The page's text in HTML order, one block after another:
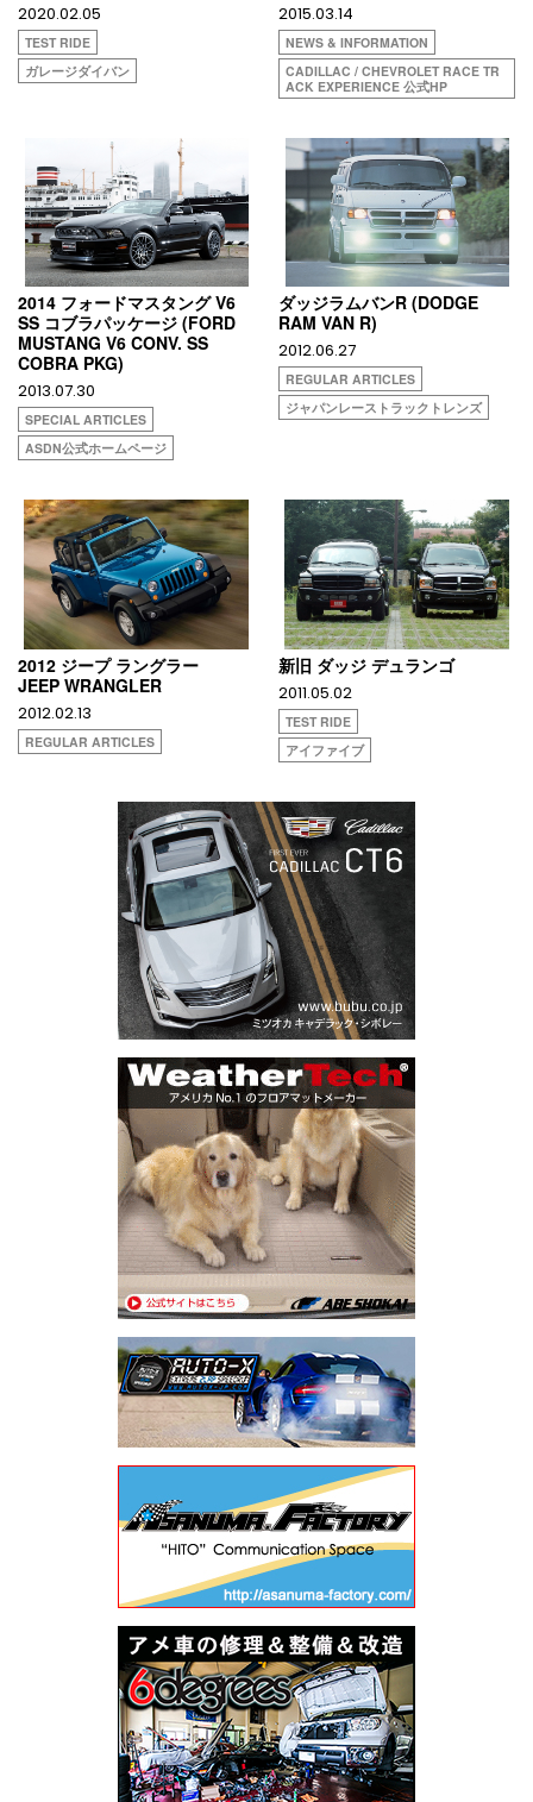
2020.02.05
TEST RIDE
ガレージダイバン
2015.03.14
NEWS & INFORMATION
CADILLAC / CHEVROLET RACE TR
ACK EXPERIENCE 公式HP
2014 フォードマスタング V6
SS コブラパッケージ (FORD
MUSTANG V6 CONV. SS
COBRA PKG)
2013.07.30
SPECIAL ARTICLES
ASDN公式ホームページ
ダッジラムバンR (DODGE
RAM VAN R)
2012.06.27
REGULAR ARTICLES
ジャパンレーストラックトレンズ
2012 ジープ ラングラー
JEEP WRANGLER
2012.02.13
REGULAR ARTICLES
新旧 ダッジ デュランゴ
2011.05.02
TEST RIDE
アイファイブ